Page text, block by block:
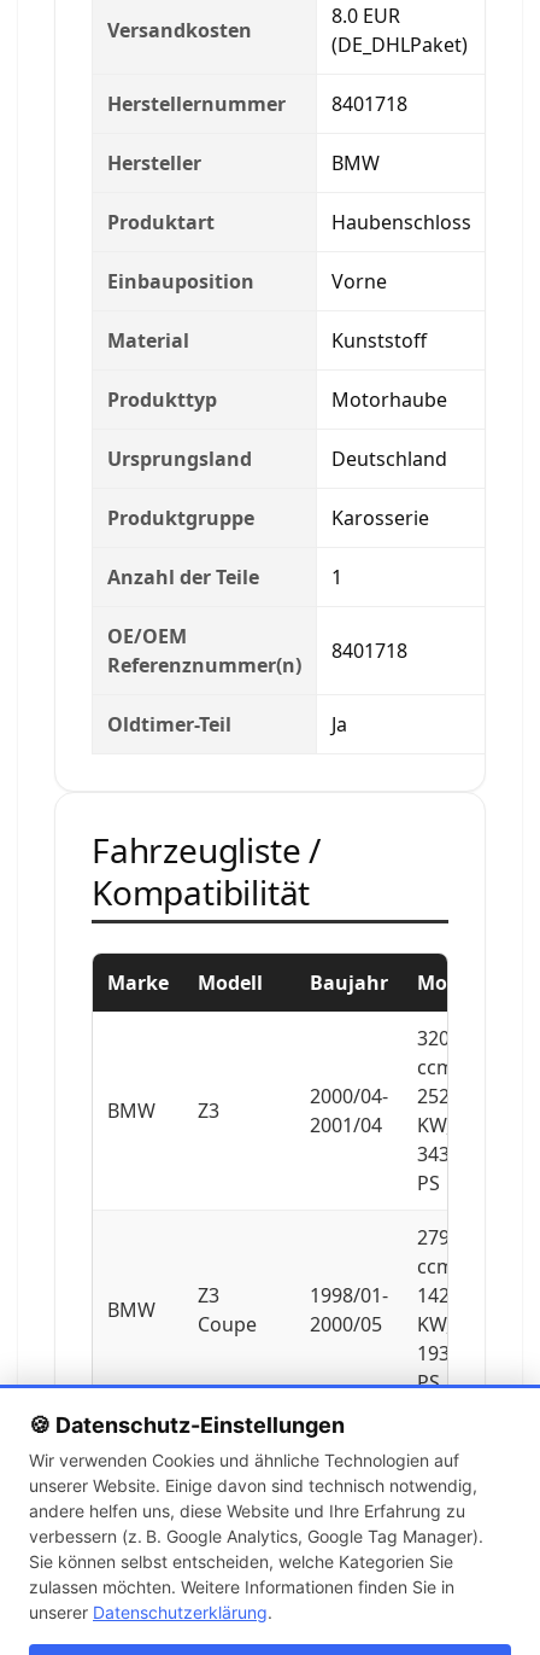
🍪 Datenschutz-Einstellungen
Wir verwenden Cookies und ähnliche Technologien auf
unserer Website. Einige davon sind technisch notwendig,
andere helfen uns, diese Website und Ihre Erfahrung zu
verbessern (z. B. Google Analytics, Google Tag Manager).
Sie können selbst entscheiden, welche Kategorien Sie
zulassen möchten. Weitere Informationen finden Sie in
unserer Datenschutzerklärung.
Versandkosten
8.0 EUR
(DE_DHLPaket)
Herstellernummer 8401718
Hersteller BMW
Produktart Haubenschloss
Einbauposition Vorne
Material Kunststoff
Produkttyp Motorhaube
Ursprungsland Deutschland
Produktgruppe Karosserie
Anzahl der Teile 1
OE/OEM
Referenznummer(n)
8401718
Oldtimer-Teil Ja
Fahrzeugliste /
Kompatibilität
Marke Modell Baujahr Motor
BMW Z3
2000/04-
2001/04
3201
ccm,
252
KW,
343
PS
BMW
Z3
Coupe
1998/01-
2000/05
2793
ccm,
142
KW,
193
PS
BMW
Z3
Coupe
2000/06-
2003/06
ccm,
170
KW,
231
PS